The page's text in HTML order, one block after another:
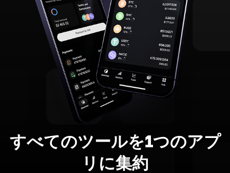
すべてのツールを1つのアプ
リに集約